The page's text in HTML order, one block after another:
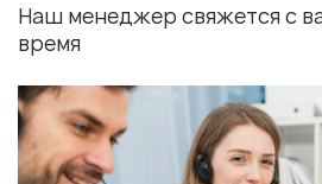
Наш менеджер свяжется с
время